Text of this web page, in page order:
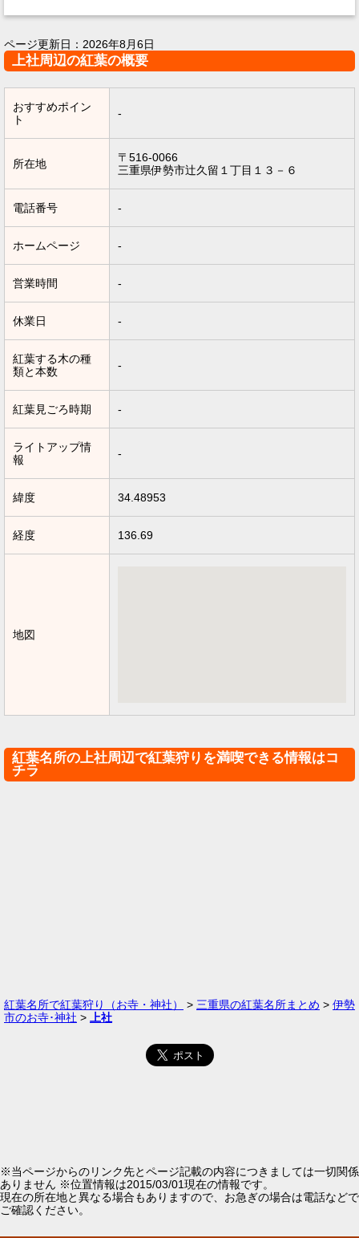
ページ更新日： 2026年8月6日
上社周辺の紅葉の概要
おすすめポイン
ト
-
所在地
〒516-0066
三重県伊勢市辻久留１丁目１３－６
電話番号 -
ホームページ -
営業時間 -
休業日 -
紅葉する木の種
類と本数
-
紅葉見ごろ時期 -
ライトアップ情
報
-
緯度 34.48953
経度 136.69
地図
紅葉名所の上社周辺で紅葉狩りを満喫できる情報はコ
チラ
紅葉名所で紅葉狩り（お寺・神社） > 三重県の紅葉名所まとめ > 伊勢
市のお寺･神社 > 上社
※当ページからのリンク先とページ記載の内容につきましては一切関係
ありません ※位置情報は2015/03/01現在の情報です。
現在の所在地と異なる場合もありますので、お急ぎの場合は電話などで
ご確認ください。